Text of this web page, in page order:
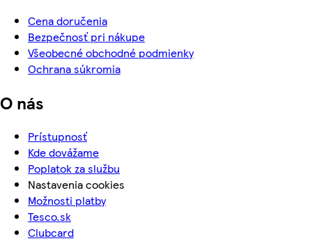
Cena doručenia
Bezpečnosť pri nákupe
Všeobecné obchodné podmienky
Ochrana súkromia
O nás
Prístupnosť
Kde dovážame
Poplatok za službu
Nastavenia cookies
Možnosti platby
Tesco.sk
Clubcard